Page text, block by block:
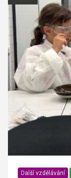
Další vzdělávání